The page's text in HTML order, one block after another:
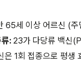
65세 이상 어르신 (
:23가 다당류 백신
은 1회 접종으로 평생